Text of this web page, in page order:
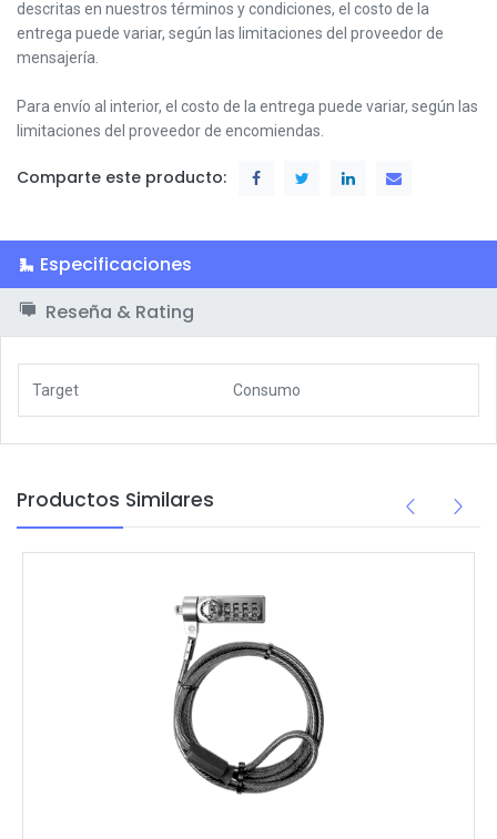
descritas en nuestros términos y condiciones, el costo de la
entrega puede variar, según las limitaciones del proveedor de
mensajería.
Para envío al interior, el costo de la entrega puede variar, según las
limitaciones del proveedor de encomiendas.
Comparte este producto:
Especificaciones
Reseña & Rating
Target Consumo
Productos Similares